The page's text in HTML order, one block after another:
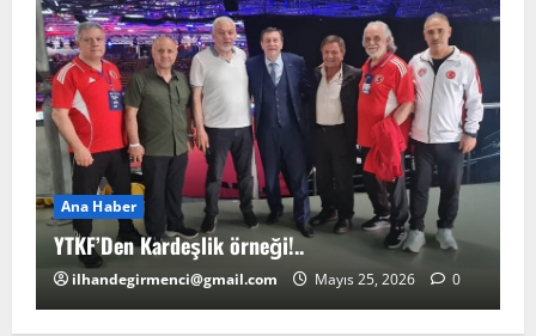
Ana Haber
YTKF’Den Kardeşlik örneği!..
ilhandegirmenci@gmail.com Mayıs 25, 2026 0